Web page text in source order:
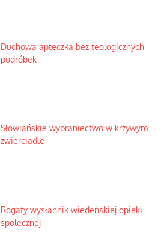
Duchowa apteczka bez teologicznych
podróbek
Słowiańskie wybraniectwo w krzywym
zwierciadle
Rogaty wysłannik wiedeńskiej opieki
społecznej